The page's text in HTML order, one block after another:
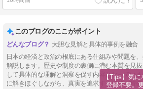
このブログのここがポイント
大胆な見解と具体的事例を融合
日本の経済と政治の根底にある仕組みや問題を
解説します。歴史や制度の裏側に潜む本質を見
して具体的な理解と洞察を促す内容となっていま
に解きほぐしながら、真実を追求する姿勢が特
【Tips】気
登録不要。